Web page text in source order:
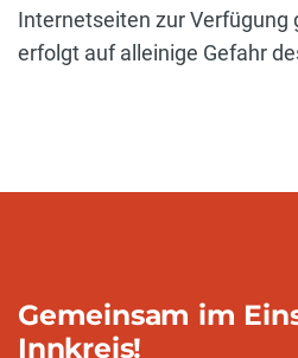
Internetseiten zur Verfügung
erfolgt auf alleinige Gefahr
Gemeinsam im
Innkreis!